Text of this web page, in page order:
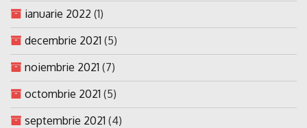
ianuarie 2022 (1)
decembrie 2021 (5)
noiembrie 2021 (7)
octombrie 2021 (5)
septembrie 2021 (4)